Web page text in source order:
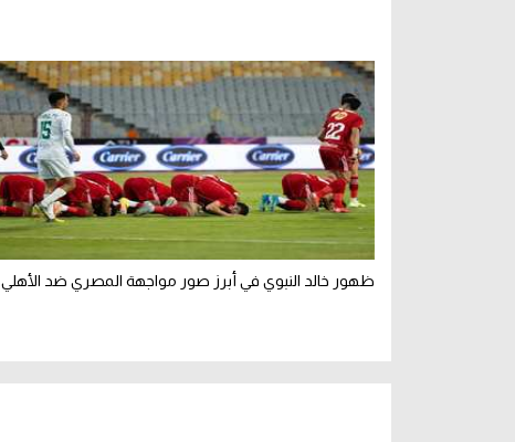
ظهور خالد النبوي في أبرز صور مواجهة المصري ضد الأهلي